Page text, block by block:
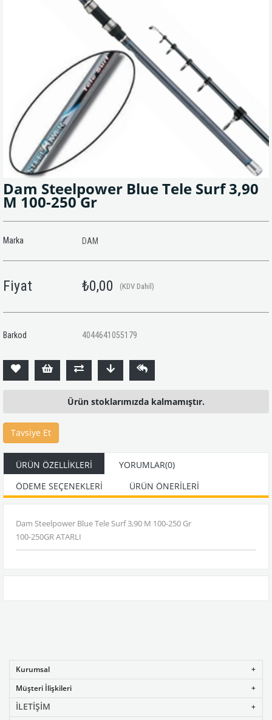
Dam Steelpower Blue Tele Surf 3,90
M 100-250 Gr
Marka DAM
Fiyat ₺0,00 (KDV Dahil)
Barkod 4044641055179
Ürün stoklarımızda kalmamıştır.
Tavsiye Et
ÜRÜN ÖZELLIKLERI YORUMLAR(0)
ÖDEME SEÇENEKLERI
ÜRÜN ÖNERILERI
Dam Steelpower Blue Tele Surf 3,90 M 100-250 Gr
100-250GR ATARLI
Kurumsal
Müşteri İlişkileri
İLETİŞİM